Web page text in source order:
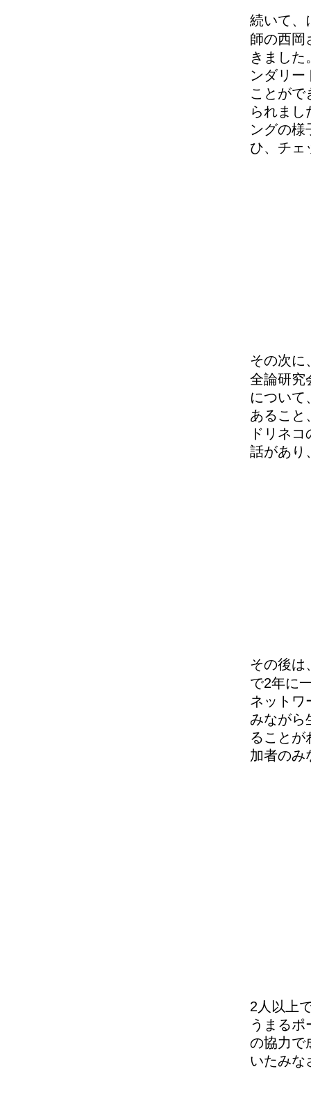
続いて、
師の西岡
きまし
ンダリー
ことがで
られま
ングの様
ひ、チェ
その次に
全論研究
について
あること
ドリネ
話があり
その後は
で2年に
ネットワ
みながら
ることが
加者のみ
2人以上
うまる
の協力で
いたみな